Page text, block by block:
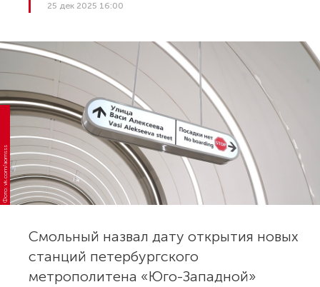
25 дек 2025 16:00
Фото: vk.com/aomsss
Смольный назвал дату открытия новых
станций петербургского
метрополитена «Юго-Западной»